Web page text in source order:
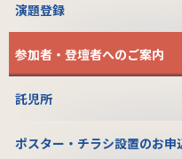
演題登録
参加者・登壇者へのご案内
託児所
ポスター・チラシ設置のお申